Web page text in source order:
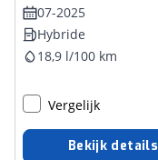
07-2025
Hybride
18,9 l/100 km
Vergelijk
Bekijk details